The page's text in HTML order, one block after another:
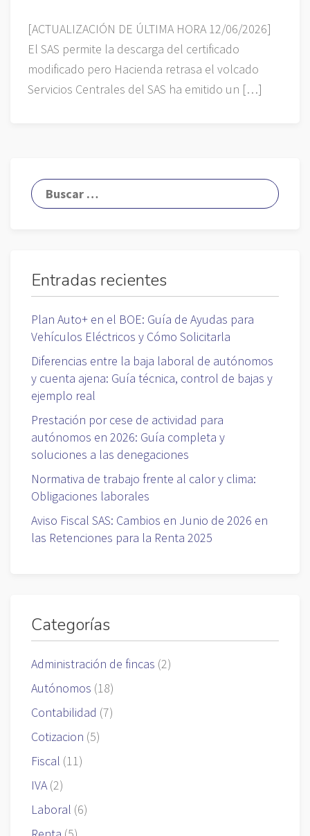
[ACTUALIZACIÓN DE ÚLTIMA HORA 12/06/2026]
El SAS permite la descarga del certificado
modificado pero Hacienda retrasa el volcado
Servicios Centrales del SAS ha emitido un […]
Entradas recientes
Plan Auto+ en el BOE: Guía de Ayudas para
Vehículos Eléctricos y Cómo Solicitarla
Diferencias entre la baja laboral de autónomos
y cuenta ajena: Guía técnica, control de bajas y
ejemplo real
Prestación por cese de actividad para
autónomos en 2026: Guía completa y
soluciones a las denegaciones
Normativa de trabajo frente al calor y clima:
Obligaciones laborales
Aviso Fiscal SAS: Cambios en Junio de 2026 en
las Retenciones para la Renta 2025
Categorías
Administración de fincas (2)
Autónomos (18)
Contabilidad (7)
Cotizacion (5)
Fiscal (11)
IVA(2)
Laboral (6)